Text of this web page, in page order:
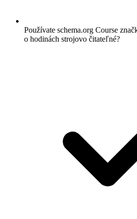
Používate schema.org Course
o hodinách strojovo čitateľné?